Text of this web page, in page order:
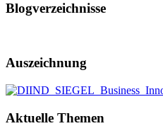
Blogverzeichnisse
Auszeichnung
Aktuelle Themen